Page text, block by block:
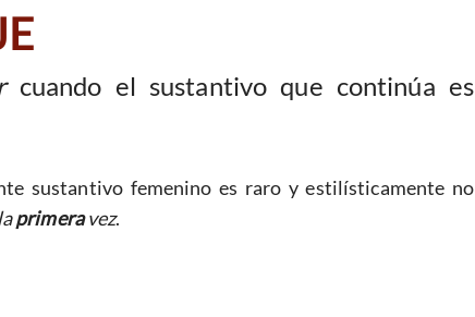
cuando el sustantivo que continúa es
sustantivo femenino es raro y estilísticamente no
primeravez.